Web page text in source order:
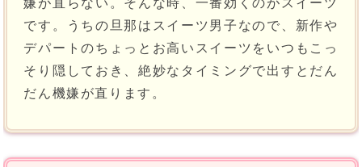
嫌が直らない。そんな時、一番効くのがスイーツ
です。うちの旦那はスイーツ男子なので、新作や
デパートのちょっとお高いスイーツをいつもこっ
そり隠しておき、絶妙なタイミングで出すとだん
だん機嫌が直ります。